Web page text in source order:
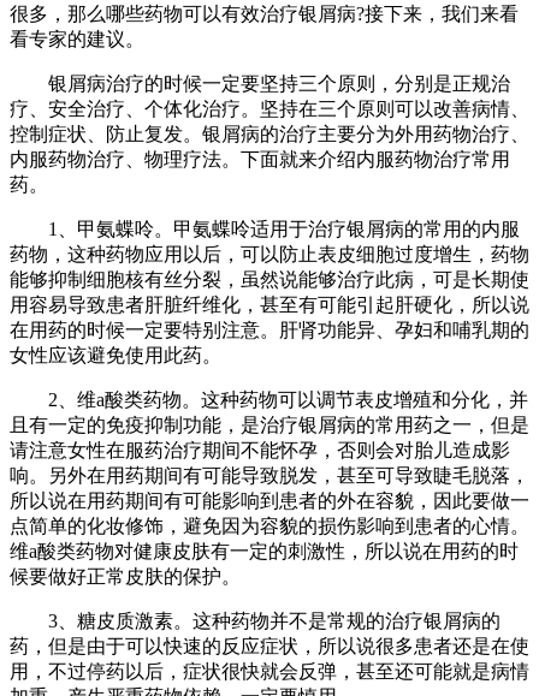
很多，那么哪些药物可以有效治疗银屑病?接下来，我们来看
看专家的建议。
银屑病治疗的时候一定要坚持三个原则，分别是正规治
疗、安全治疗、个体化治疗。坚持在三个原则可以改善病情、
控制症状、防止复发。银屑病的治疗主要分为外用药物治疗、
内服药物治疗、物理疗法。下面就来介绍内服药物治疗常用
药。
1、甲氨蝶呤。甲氨蝶呤适用于治疗银屑病的常用的内服
药物，这种药物应用以后，可以防止表皮细胞过度增生，药物
能够抑制细胞核有丝分裂，虽然说能够治疗此病，可是长期使
用容易导致患者肝脏纤维化，甚至有可能引起肝硬化，所以说
在用药的时候一定要特别注意。肝肾功能异、孕妇和哺乳期的
女性应该避免使用此药。
2、维a酸类药物。这种药物可以调节表皮增殖和分化，并
且有一定的免疫抑制功能，是治疗银屑病的常用药之一，但是
请注意女性在服药治疗期间不能怀孕，否则会对胎儿造成影
响。另外在用药期间有可能导致脱发，甚至可导致睫毛脱落，
所以说在用药期间有可能影响到患者的外在容貌，因此要做一
点简单的化妆修饰，避免因为容貌的损伤影响到患者的心情。
维a酸类药物对健康皮肤有一定的刺激性，所以说在用药的时
候要做好正常皮肤的保护。
3、糖皮质激素。这种药物并不是常规的治疗银屑病的
药，但是由于可以快速的反应症状，所以说很多患者还是在使
用，不过停药以后，症状很快就会反弹，甚至还可能就是病情